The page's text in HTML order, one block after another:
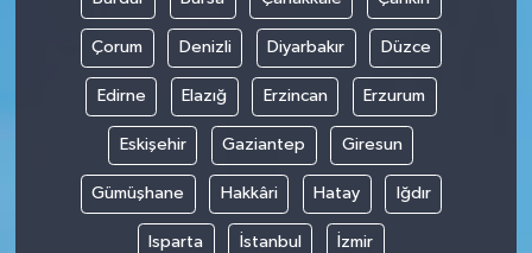
Çorum Denizli Diyarbakır Düzce
Edirne Elazığ Erzincan Erzurum
Eskişehir Gaziantep Giresun
Gümüşhane Hakkâri Hatay Iğdır
Isparta İstanbul İzmir